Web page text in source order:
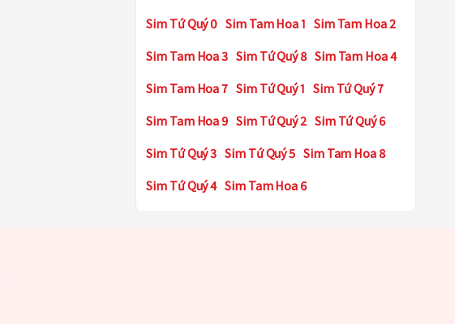
Sim Tứ Quý 0 Sim Tam Hoa 1 Sim Tam Hoa 2
Sim Tam Hoa 3 Sim Tứ Quý 8 Sim Tam Hoa 4
Sim Tam Hoa 7 Sim Tứ Quý 1 Sim Tứ Quý 7
Sim Tam Hoa 9 Sim Tứ Quý 2 Sim Tứ Quý 6
Sim Tứ Quý 3 Sim Tứ Quý 5 Sim Tam Hoa 8
Sim Tứ Quý 4 Sim Tam Hoa 6